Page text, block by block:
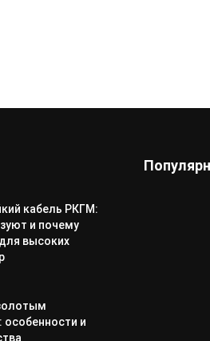
кабель РКГМ:
и почему
высоких
особенности и